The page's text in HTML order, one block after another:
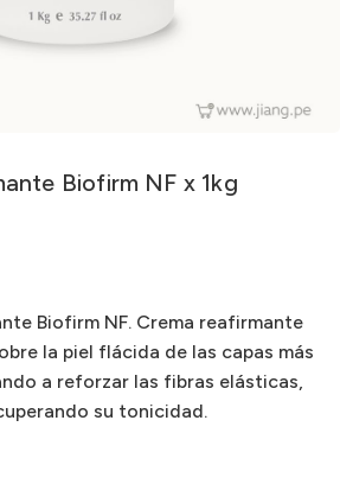
Biofirm NF x 1kg
Biofirm NF. Crema reafirmante
la piel flácida de las capas más
a reforzar las fibras elásticas,
su tonicidad.